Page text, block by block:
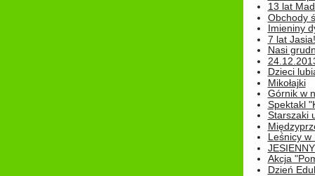
13 lat
Obchody
Imieniny
7 lat Jasia!
Nasi
Dzieci
Mikołajki
Górnik w
Spektakl
Starszaki
Leśnicy w
Akcja
Dzień